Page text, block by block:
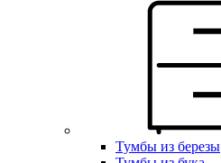
Тумбы из березы